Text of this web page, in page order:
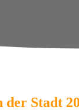
der Stadt